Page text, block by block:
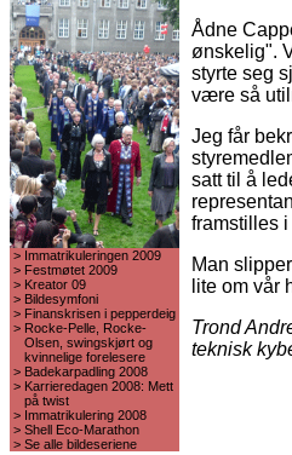
> Immatrikuleringen 2009
> Festmøtet 2009
> Kreator 09
> Bildesymfoni
> Finanskrisen i pepperdeig
> Rocke-Pelle, Rocke-
Olsen, swingskjørt og
kvinnelige forelesere
> Badekarpadling 2008
> Karrieredagen 2008: Mett
på twist
> Immatrikulering 2008
> Shell Eco-Marathon
> Se alle bildeseriene
Ådne
ønskelig".
styrte seg
være så
Jeg får
satt til å
framstilles
Man
lite om vår
Trond
teknisk